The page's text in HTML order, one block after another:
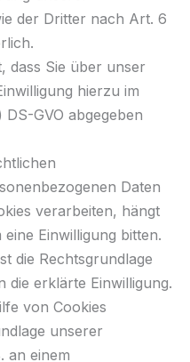
der Dritter nach Art. 6
dass Sie über unser
hierzu im
GVO abgegeben
Daten
verarbeiten, hängt
Einwilligung bitten.
die Rechtsgrundlage
die erklärte Einwilligung.
von Cookies
unserer
an einem